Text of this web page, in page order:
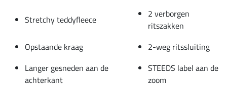
Stretchy teddyfleece
2 verborgen
ritszakken
Opstaande kraag
2-weg ritssluiting
Langer gesneden aan de
achterkant
STEEDS label aan de
zoom